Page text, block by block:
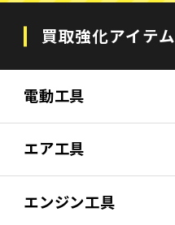
買取強化アイテム
電動工具
エア工具
エンジン工具